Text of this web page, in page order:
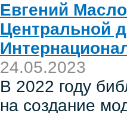
Евгений
Центральной
24.05.2023
В 2022 году
на создание